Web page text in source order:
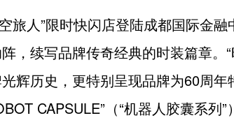
旅人”限时快闪店登陆成都国际金
，续写品牌传奇经典的时装篇章。
辉历史，更特别呈现品牌为60周年
CAPSULE”（“机器人胶囊系列